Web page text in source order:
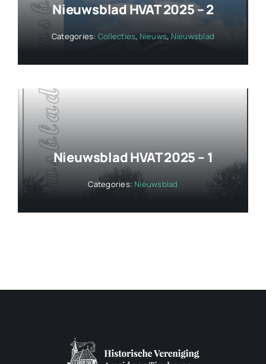
Nieuwsblad HVAT 2025 – 2
Categories: Collecties, Nieuws,Nieuwsblad
Nieuwsblad HVAT 2025 – 1
Categories:Nieuwsblad